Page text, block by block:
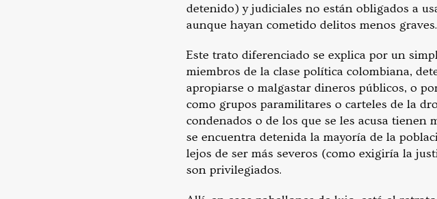
detenido) y judiciales no están obligados a
aunque hayan cometido delitos menos graves.
Este trato diferenciado se explica por un
miembros de la clase política colombiana,
apropiarse o malgastar dineros públicos, o
como grupos paramilitares o carteles de la
condenados o de los que se les acusa
se encuentra detenida la mayoría de la
lejos de ser más severos (como exigiría la
son privilegiados.